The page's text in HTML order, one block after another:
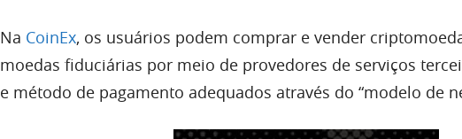
Na CoinEx, os usuários podem comprar e vender
moedas fiduciárias por meio de provedores de serviços
e método de pagamento adequados através do “modelo de